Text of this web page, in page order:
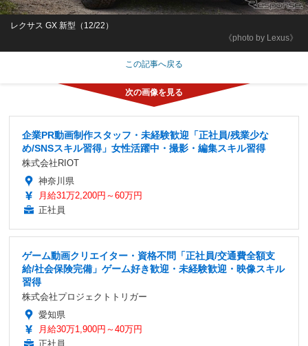
《photo by Lexus》
レクサス GX 新型（12/22）
この記事へ戻る
企業PR動画制作スタッフ・未経験歓迎「正社員/残業少な
め/SNSスキル習得」女性活躍中・撮影・編集スキル習得
株式会社RIOT
神奈川県
月給31万2,200円～60万円
正社員
ゲーム動画クリエイター・資格不問「正社員/交通費全額支
給/社会保険完備」ゲーム好き歓迎・未経験歓迎・映像スキル
習得
株式会社プロジェクトトリガー
愛知県
月給30万1,900円～40万円
正社員